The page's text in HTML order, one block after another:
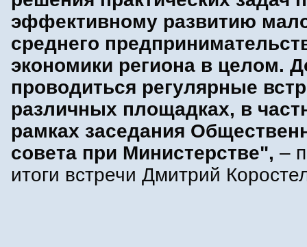
эффективному развитию
среднего
экономики региона в целом.
проводиться регулярные
различных площадках, в
рамках заседания
совета при Министерстве", –
итоги встречи Дмитрий